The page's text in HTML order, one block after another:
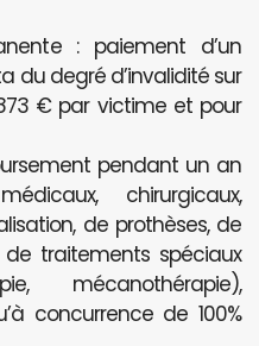
: paiement d’un
du degré d’invalidité sur
€ par victime et pour
pendant un an
chirurgicaux,
de prothèses, de
de traitements spéciaux
mécanothérapie),
concurrence de 100%